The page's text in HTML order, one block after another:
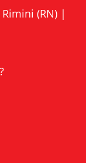
(RN) |
di Rimini
di Rimini
di Rimini